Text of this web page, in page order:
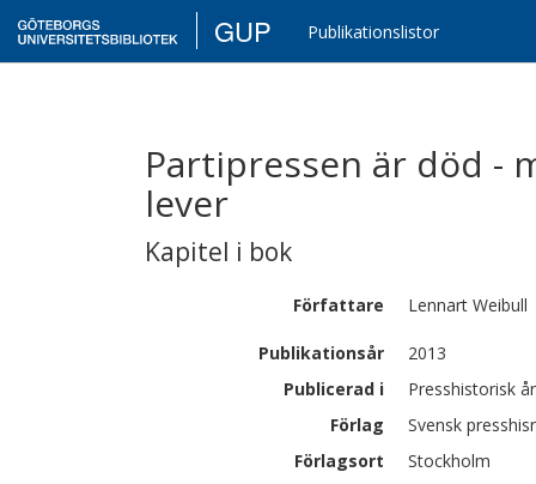
GUP Publikationslistor
Partipressen är död -
lever
Kapitel i bok
Författare Lennart Weibull
Publikationsår
2013
Publicerad i
Presshistorisk
Förlag
Svensk
Förlagsort
Stockholm